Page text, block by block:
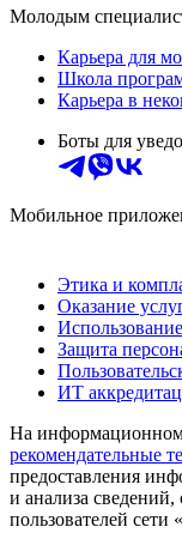
Молодым
Карьера для
Школа
Карьера в
Боты для
Мобильное
Этика и
Оказание
Защита
ИТ
На информационном
рекомендательные
предоставления
и анализа
пользователей